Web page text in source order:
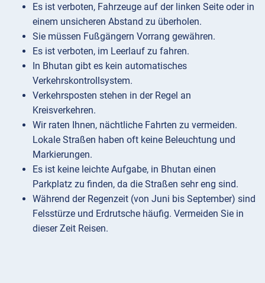
Es ist verboten, Fahrzeuge auf der linken Seite oder in
einem unsicheren Abstand zu überholen.
Sie müssen Fußgängern Vorrang gewähren.
Es ist verboten, im Leerlauf zu fahren.
In Bhutan gibt es kein automatisches
Verkehrskontrollsystem.
Verkehrsposten stehen in der Regel an
Kreisverkehren.
Wir raten Ihnen, nächtliche Fahrten zu vermeiden.
Lokale Straßen haben oft keine Beleuchtung und
Markierungen.
Es ist keine leichte Aufgabe, in Bhutan einen
Parkplatz zu finden, da die Straßen sehr eng sind.
Während der Regenzeit (von Juni bis September) sind
Felsstürze und Erdrutsche häufig. Vermeiden Sie in
dieser Zeit Reisen.